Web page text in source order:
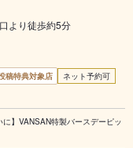
より徒歩約5分
稿特典対象店
ネット予約可
に】VANSAN特製バースデーピッ